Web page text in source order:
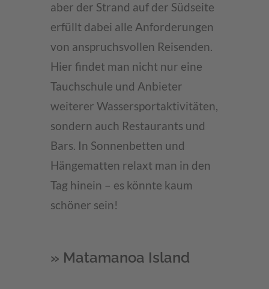
aber der Strand auf der Südseite
erfüllt dabei alle Anforderungen
von anspruchsvollen Reisenden.
Hier findet man nicht nur eine
Tauchschule und Anbieter
weiterer Wassersportaktivitäten,
sondern auch Restaurants und
Bars. In Sonnenbetten und
Hängematten relaxt man in den
Tag hinein – es könnte kaum
schöner sein!
» Matamanoa Island